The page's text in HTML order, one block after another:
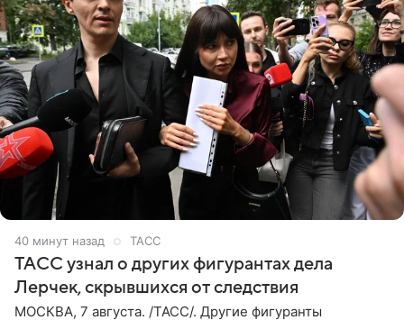
40 минут назад ТАСС
ТАСС узнал о других фигурантах дела
Лерчек, скрывшихся от следствия
МОСКВА, 7 августа. /ТАСС/. Другие фигуранты